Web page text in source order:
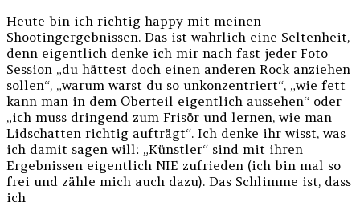
Heute bin ich richtig happy mit meinen
Shootingergebnissen. Das ist wahrlich eine Seltenheit,
denn eigentlich denke ich mir nach fast jeder Foto
Session „du hättest doch einen anderen Rock anziehen
sollen“, „warum warst du so unkonzentriert“, „wie fett
kann man in dem Oberteil eigentlich aussehen“ oder
„ich muss dringend zum Frisör und lernen, wie man
Lidschatten richtig aufträgt“. Ich denke ihr wisst, was
ich damit sagen will: „Künstler“ sind mit ihren
Ergebnissen eigentlich NIE zufrieden (ich bin mal so
frei und zähle mich auch dazu). Das Schlimme ist, dass
ich